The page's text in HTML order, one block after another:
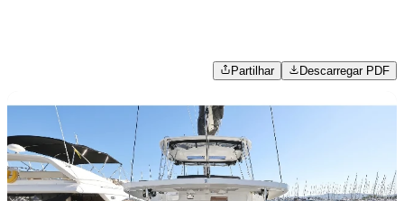
Partilhar Descarregar PDF